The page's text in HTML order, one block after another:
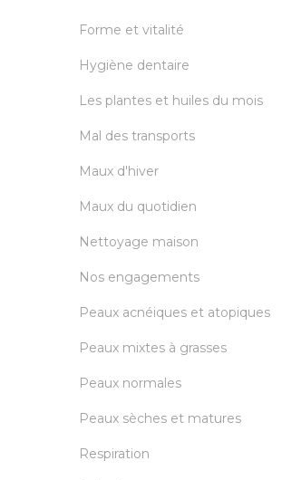
Forme et vitalité
Hygiène dentaire
Les plantes et huiles du mois
Mal des transports
Maux d'hiver
Maux du quotidien
Nettoyage maison
Nos engagements
Peaux acnéiques et atopiques
Peaux mixtes à grasses
Peaux normales
Peaux sèches et matures
Respiration